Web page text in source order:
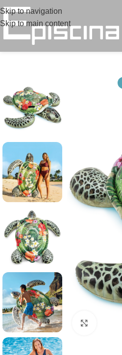
Skip to navigation
Skip to main content